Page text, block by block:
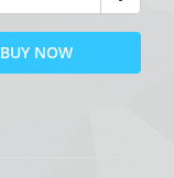
BUY NOW